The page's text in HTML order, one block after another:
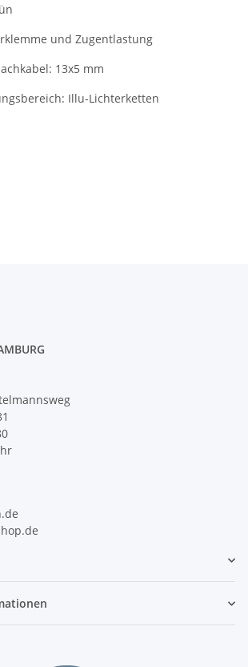
und Zugentlastung
13x5 mm
Illu-Lichterketten